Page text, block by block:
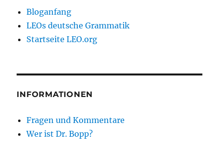
Bloganfang
LEOs deutsche Grammatik
Startseite LEO.org
INFORMATIONEN
Fragen und Kommentare
Wer ist Dr. Bopp?